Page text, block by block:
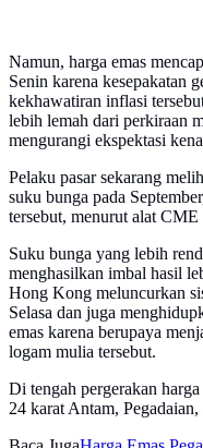
Namun, harga emas
Senin karena kesepakatan
kekhawatiran inflasi
lebih lemah dari perkiraan
mengurangi ekspektasi
Pelaku pasar sekarang
suku bunga pada
tersebut, menurut alat CME
Suku bunga yang lebih
menghasilkan imbal hasil
Hong Kong meluncurkan
Selasa dan juga
emas karena berupaya
logam mulia tersebut.
Di tengah pergerakan
24 karat Antam,